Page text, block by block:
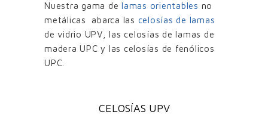
Nuestra gama de lamas orientables no
metálicas abarca las celosías de lamas
de vidrio UPV, las celosías de lamas de
madera UPC y las celosías de fenólicos
UPC.
CELOSÍAS UPV